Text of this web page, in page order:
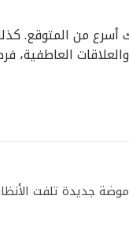
أسرع من المتوقع.
العاطفية،
موضة جديدة تلفت